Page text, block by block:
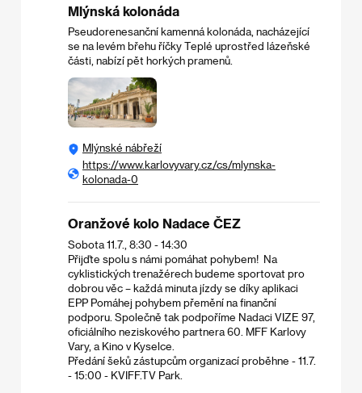
Mlýnská kolonáda
Pseudorenesanční kamenná kolonáda, nacházející
se na levém břehu říčky Teplé uprostřed lázeňské
části, nabízí pět horkých pramenů.
Mlýnské nábřeží
https://www.karlovyvary.cz/cs/mlynska-
kolonada-0
Oranžové kolo Nadace ČEZ
Sobota 11.7., 8:30 - 14:30
Přijďte spolu s námi pomáhat pohybem! Na
cyklistických trenažérech budeme sportovat pro
dobrou věc – každá minuta jízdy se díky aplikaci
EPP Pomáhej pohybem přemění na finanční
podporu. Společně tak podpoříme Nadaci VIZE 97,
oficiálního neziskového partnera 60. MFF Karlovy
Vary, a Kino v Kyselce.​
Předání šeků zástupcům organizací proběhne - 11.7.
- 15:00 - KVIFF.TV Park.